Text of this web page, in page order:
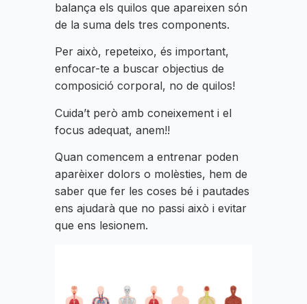
balança els quilos que apareixen són
de la suma dels tres components.
Per això, repeteixo, és important,
enfocar-te a buscar objectius de
composició corporal, no de quilos!
Cuida’t però amb coneixement i el
focus adequat, anem!!
Quan comencem a entrenar poden
aparèixer dolors o molèsties, hem de
saber que fer les coses bé i pautades
ens ajudarà que no passi això i evitar
que ens lesionem.